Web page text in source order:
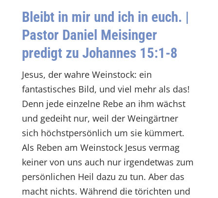
Bleibt in mir und ich in euch. |
Pastor Daniel Meisinger
predigt zu Johannes 15:1-8
Jesus, der wahre Weinstock: ein
fantastisches Bild, und viel mehr als das!
Denn jede einzelne Rebe an ihm wächst
und gedeiht nur, weil der Weingärtner
sich höchstpersönlich um sie kümmert.
Als Reben am Weinstock Jesus vermag
keiner von uns auch nur irgendetwas zum
persönlichen Heil dazu zu tun. Aber das
macht nichts. Während die törichten und